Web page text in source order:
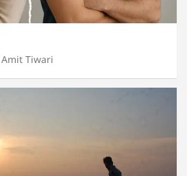
Amit Tiwari